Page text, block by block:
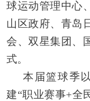
球运动管理中心
山区政府、青岛
会、双星集团、
式。
本届篮球季
建“职业赛事+全